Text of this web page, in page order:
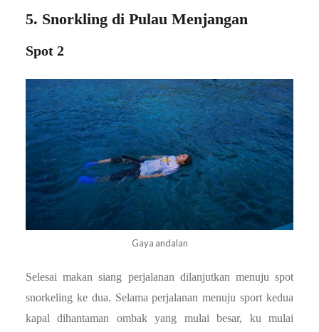
5. Snorkling di Pulau Menjangan
Spot 2
Gaya andalan
Selesai makan siang perjalanan dilanjutkan menuju spot
snorkeling ke dua. Selama perjalanan menuju sport kedua
kapal dihantaman ombak yang mulai besar, ku mulai